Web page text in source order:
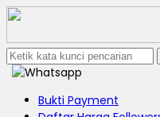
Bukti Payment